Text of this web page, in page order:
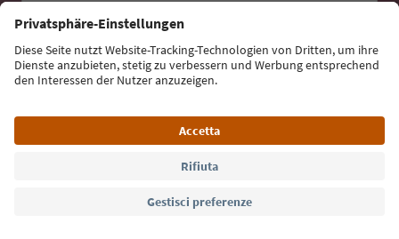
Iscriviti alla newsletter